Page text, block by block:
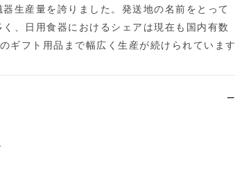
生産量を誇りました。発送地の名前をとって
、日用食器におけるシェアは現在も国内有数
ギフト用品まで幅広く生産が続けられています